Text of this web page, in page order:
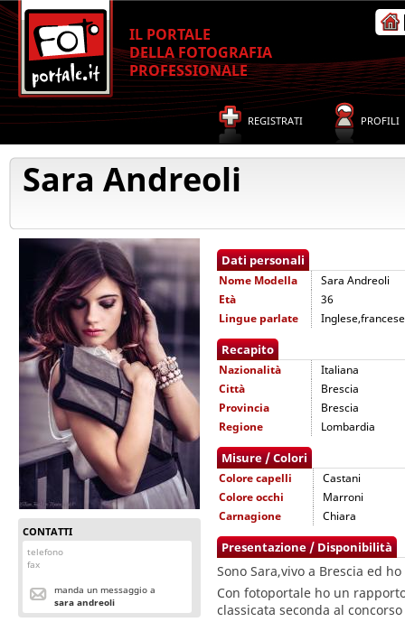
IL PORTALE
DELLA FOTOGRAFIA
PROFESSIONALE
REGISTRATI PROFILI
Sara Andreoli
CONTATTI
telefono
fax
manda un messaggio a
sara andreoli
Dati personali
Nome Modella
Sara Andreoli
Età
36
Lingue parlate
Recapito
Nazionalità
Italiana
Città
Brescia
Provincia
Brescia
Regione
Lombardia
Misure / Colori
Colore capelli
Castani
Colore occhi
Marroni
Carnagione
Chiara
Presentazione / Disponibilità
Sono Sara,vivo a Brescia ed
Con fotoportale ho un
classicata seconda al